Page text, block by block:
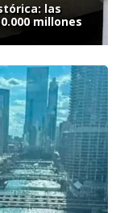
las
millones